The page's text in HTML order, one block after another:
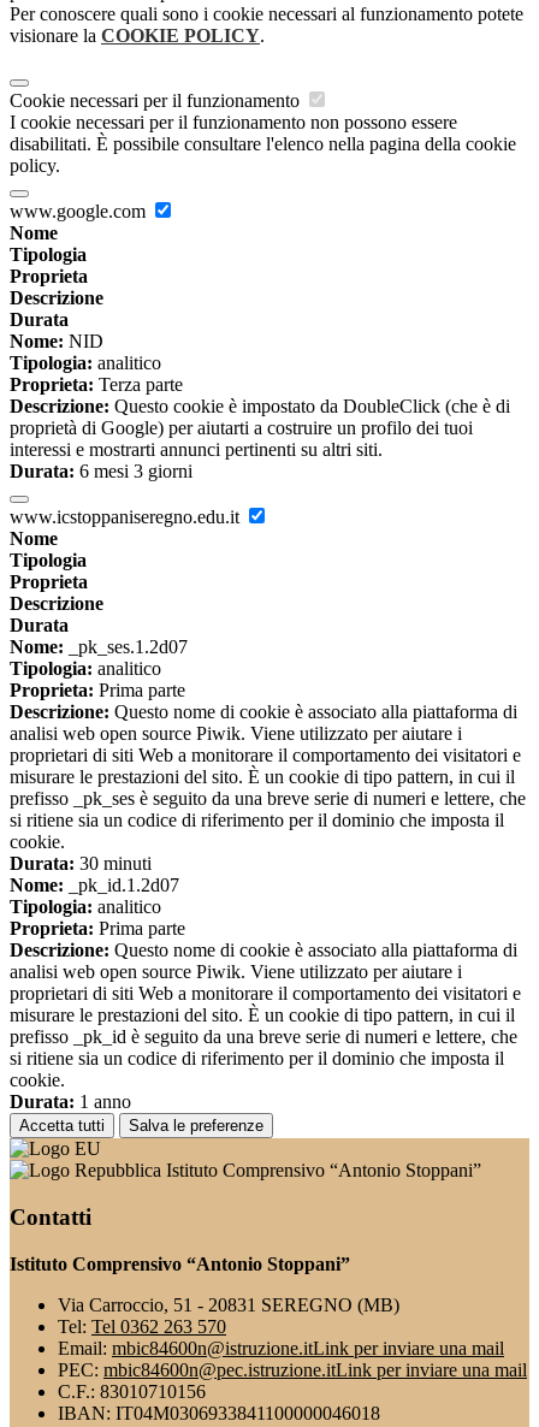
Per conoscere quali sono i cookie necessari al funzionamento potete
visionare la COOKIE POLICY.
Cookie necessari per il funzionamento
I cookie necessari per il funzionamento non possono essere
disabilitati. È possibile consultare l'elenco nella pagina della cookie
policy.
www.google.com
Nome
Tipologia
Proprieta
Descrizione
Durata
Nome: NID
Tipologia: analitico
Proprieta: Terza parte
Descrizione: Questo cookie è impostato da DoubleClick (che è di
proprietà di Google) per aiutarti a costruire un profilo dei tuoi
interessi e mostrarti annunci pertinenti su altri siti.
Durata: 6 mesi 3 giorni
www.icstoppaniseregno.edu.it
Nome
Tipologia
Proprieta
Descrizione
Durata
Nome: _pk_ses.1.2d07
Tipologia: analitico
Proprieta: Prima parte
Descrizione: Questo nome di cookie è associato alla piattaforma di
analisi web open source Piwik. Viene utilizzato per aiutare i
proprietari di siti Web a monitorare il comportamento dei visitatori e
misurare le prestazioni del sito. È un cookie di tipo pattern, in cui il
prefisso _pk_ses è seguito da una breve serie di numeri e lettere, che
si ritiene sia un codice di riferimento per il dominio che imposta il
cookie.
Durata: 30 minuti
Nome: _pk_id.1.2d07
Tipologia: analitico
Proprieta: Prima parte
Descrizione: Questo nome di cookie è associato alla piattaforma di
analisi web open source Piwik. Viene utilizzato per aiutare i
proprietari di siti Web a monitorare il comportamento dei visitatori e
misurare le prestazioni del sito. È un cookie di tipo pattern, in cui il
prefisso _pk_id è seguito da una breve serie di numeri e lettere, che
si ritiene sia un codice di riferimento per il dominio che imposta il
cookie.
Durata: 1 anno
Accetta tutti Salva le preferenze
Istituto Comprensivo “Antonio Stoppani”
Contatti
Istituto Comprensivo “Antonio Stoppani”
Via Carroccio, 51 - 20831 SEREGNO (MB)
Tel: Tel 0362 263 570
Email: mbic84600n@istruzione.itLink per inviare una mail
PEC: mbic84600n@pec.istruzione.itLink per inviare una mail
C.F.: 83010710156
IBAN: IT04M0306933841100000046018